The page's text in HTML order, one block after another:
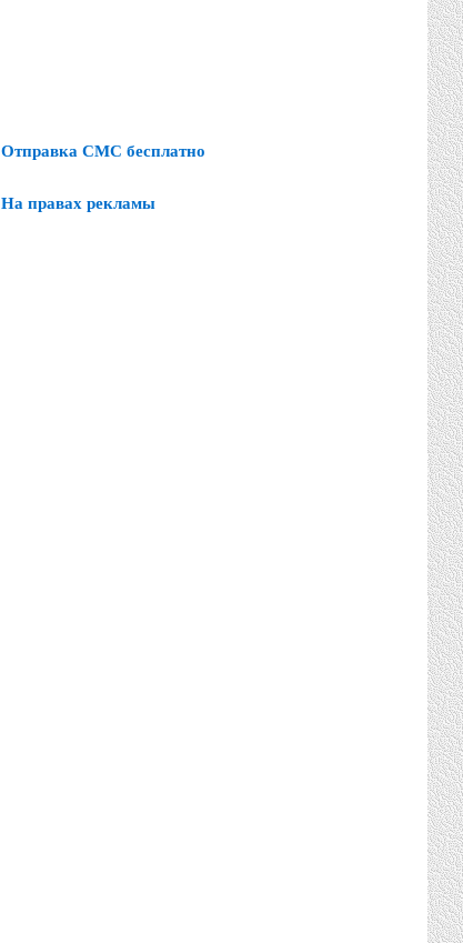
Отправка СМС бесплатно
На правах рекламы